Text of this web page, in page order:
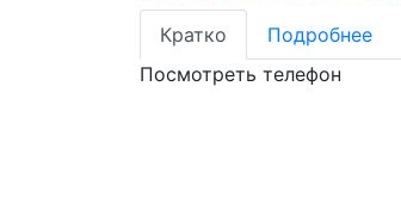
Кратко
Подробнее
Посмотреть телефон